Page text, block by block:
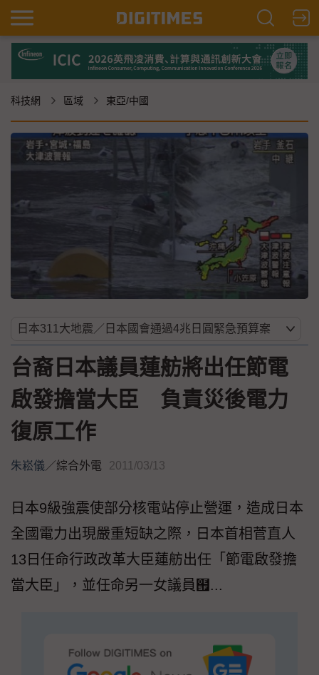
科技網 區域 東亞/中國
台裔日本議員蓮舫將出任節電
啟發擔當大臣 負責災後電力
復原工作
朱崧儀／綜合外電 2011/03/13
日本9級強震使部分核電站停止營運，造成日本
全國電力出現嚴重短缺之際，日本首相菅直人
13日任命行政改革大臣蓮舫出任「節電啟發擔
當大臣」，並任命另一女議員๟...